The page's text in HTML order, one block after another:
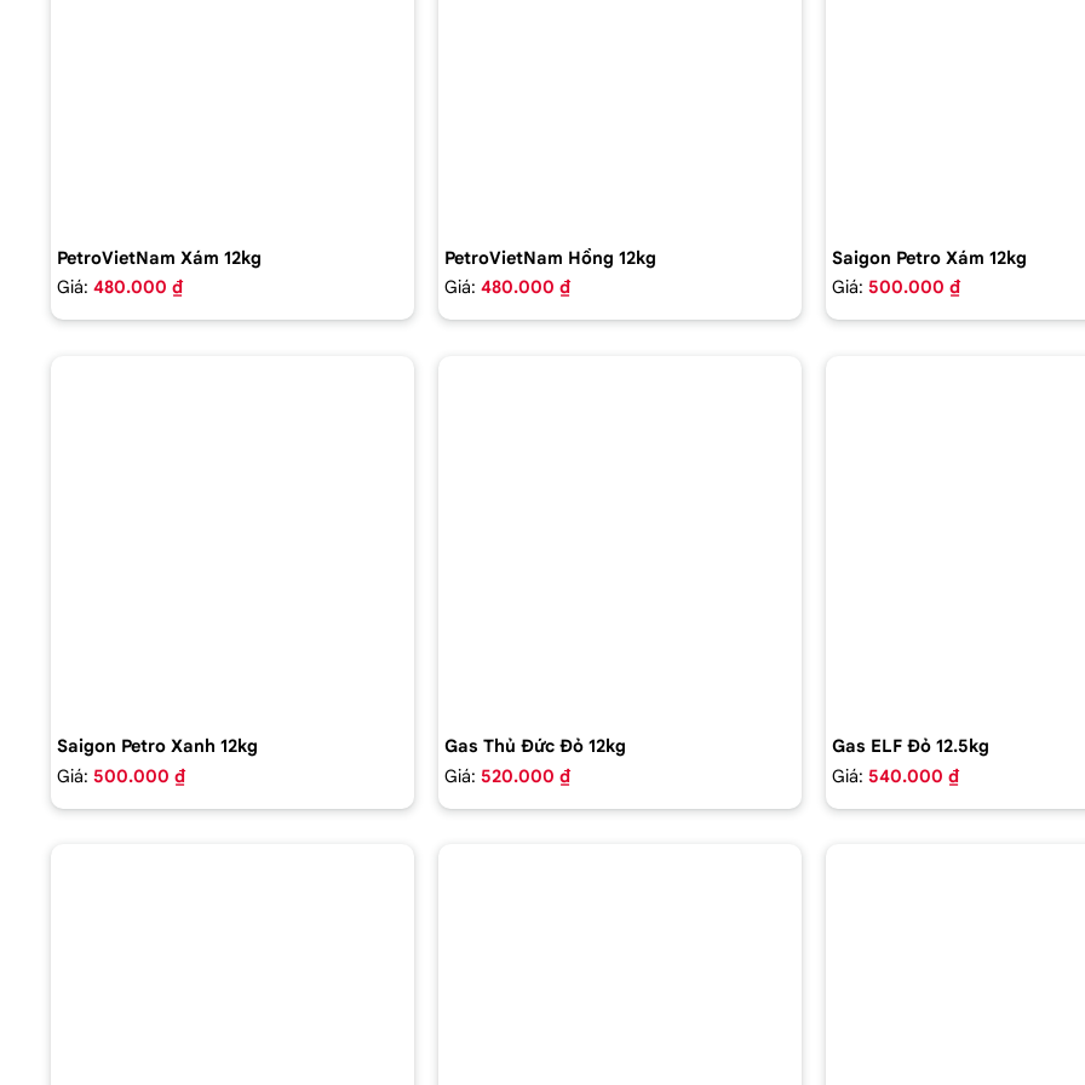
PetroVietNam Xám 12kg
Giá: 480.000 ₫
PetroVietNam Hồng 12kg
Giá: 480.000 ₫
Saigon Petro Xám 12kg
Giá: 500.000 ₫
Saigon Petro Xanh 12kg
Giá: 500.000 ₫
Gas Thủ Đức Đỏ 12kg
Giá: 520.000 ₫
Gas ELF Đỏ 12.5kg
Giá: 540.000 ₫